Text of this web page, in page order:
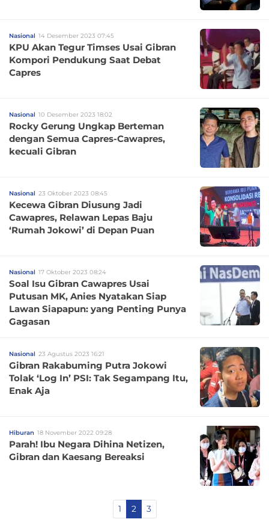
Nasional 14 Desember 2023 07:45
KPU Akan Tegur Timses Usai Gibran
Kompori Pendukung Saat Debat
Capres
Nasional 10 Desember 2023 18:02
Rocky Gerung Ungkap Berteman
dengan Semua Capres-Cawapres,
kecuali Gibran
Nasional 23 Oktober 2023 08:45
Kecewa Gibran Diusung Jadi
Cawapres, Relawan Lepas Baju
‘Rumah Jokowi’ di Depan Puan
Nasional 17 Oktober 2023 08:24
Soal Isu Gibran Cawapres Usai
Putusan MK, Anies Nyatakan Siap
Lawan Siapapun: yang Penting Punya
Gagasan
Nasional 23 Agustus 2023 16:21
Gibran Rakabuming Putra Jokowi
Tolak ‘Log In’ PSI: Tak Segampang Itu,
Enak Aja
Hiburan 18 November 2022 09:28
Parah! Ibu Negara Dihina Netizen,
Gibran dan Kaesang Bereaksi
1 2 3